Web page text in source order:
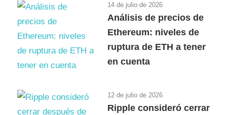
14 de julio de 2026
Análisis de precios de
Ethereum: niveles de
ruptura de ETH a tener
en cuenta
12 de julio de 2026
Ripple consideró cerrar